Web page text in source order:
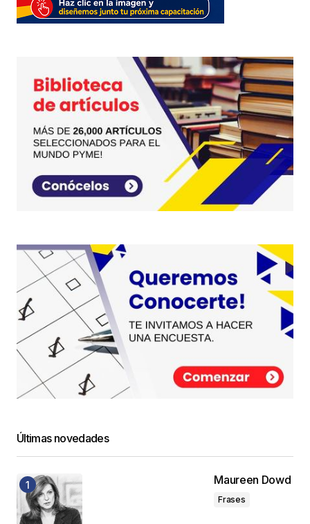
Últimas novedades
Maureen Dowd
Frases